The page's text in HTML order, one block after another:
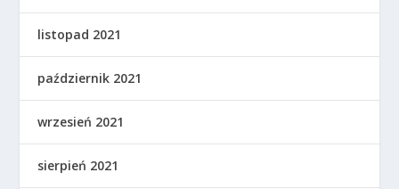
listopad 2021
październik 2021
wrzesień 2021
sierpień 2021